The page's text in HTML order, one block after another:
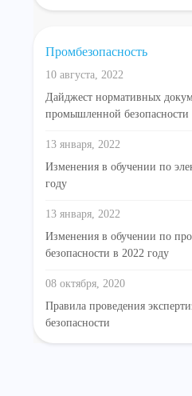
Промбезопасность
10 августа, 2022
Дайджест нормативных
промышленной безопасности
13 января, 2022
Изменения в обучении по
году
13 января, 2022
Изменения в обучении по
безопасности в 2022 году
08 октября, 2020
Правила проведения
безопасности